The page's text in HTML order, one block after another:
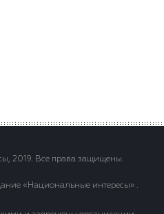
2019. Все права защищены.
«Национальные интересы» .